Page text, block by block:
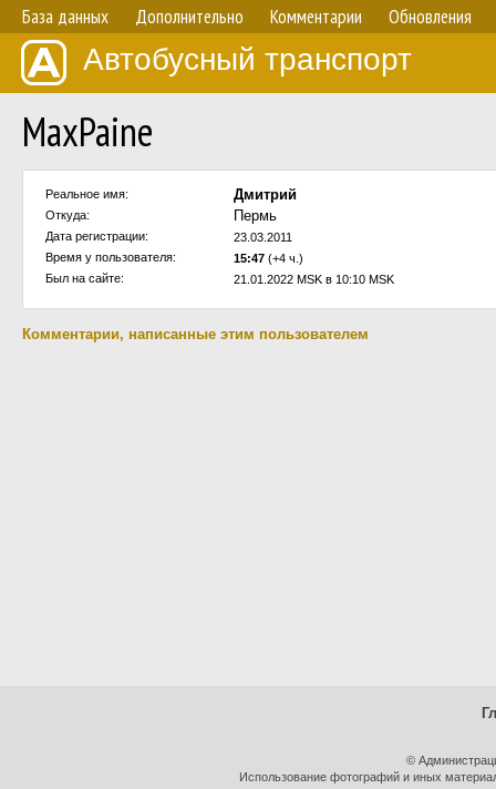
База данных Дополнительно Комментарии Обновления
Автобусный транспорт
MaxPaine
Реальное имя: Дмитрий
Откуда: Пермь
Дата регистрации:
23.03.2011
Время у пользователя:
15:47 (+4 ч.)
Был на сайте:
21.01.2022 MSK в 10:10 MSK
Комментарии, написанные этим пользователем
©
Использование фотографий и иных